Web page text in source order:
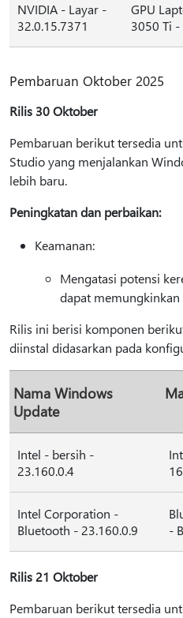
NVIDIA - Layar -
32.0.15.7371
GPU
3050 Ti
Pembaruan Oktober 2025
Rilis 30 Oktober
Pembaruan berikut tersedia
Studio yang menjalankan
lebih baru.
Peningkatan dan perbaikan:
Keamanan:
Mengatasi potensi
dapat memungkinkan
Rilis ini berisi komponen
diinstal didasarkan pada
Nama Windows
Update
Intel - bersih -
23.160.0.4
Intel Corporation -
Bluetooth - 23.160.0.9
-
Rilis 21 Oktober
Pembaruan berikut tersedia